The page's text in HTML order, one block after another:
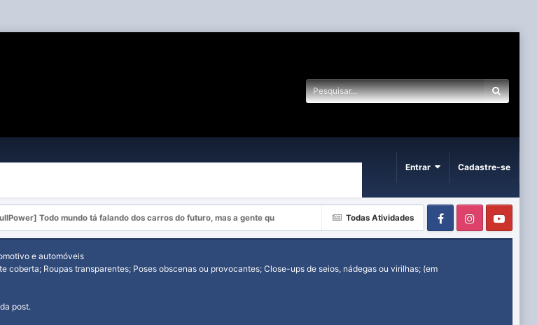
Entrar Cadastre-se
Todas Atividades
Todo mundo tá falando dos carros do futuro, mas a gente qu FacebookInstagram
e automóveis
Roupas transparentes; Poses obscenas ou provocantes; Close-ups de seios, nádegas ou virilhas; (em
post.